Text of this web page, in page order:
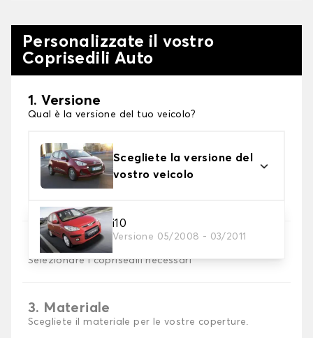
Personalizzate il vostro
Coprisedili Auto
1. Versione
Qual è la versione del tuo veicolo?
Scegliete la versione del
vostro veicolo
i10
Versione 05/2008 - 03/2011
2. Set di coperture
Selezionare i coprisedili necessari
3. Materiale
Scegliete il materiale per le vostre coperture.